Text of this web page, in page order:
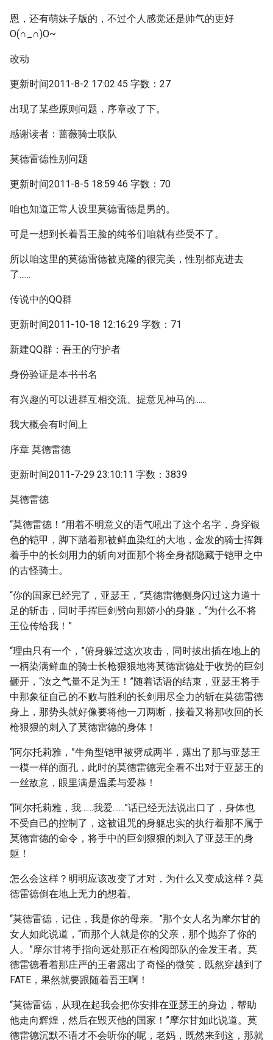
恩，还有萌妹子版的，不过个人感觉还是帅气的更好
O(∩_∩)O~
改动
更新时间2011-8-2 17:02:45 字数：27
出现了某些原则问题，序章改了下。
感谢读者：蔷薇骑士联队
莫德雷德性别问题
更新时间2011-8-5 18:59:46 字数：70
咱也知道正常人设里莫德雷德是男的。
可是一想到长着吾王脸的纯爷们咱就有些受不了。
所以咱这里的莫德雷德被克隆的很完美，性别都克进去
了......
传说中的QQ群
更新时间2011-10-18 12:16:29 字数：71
新建QQ群：吾王的守护者
身份验证是本书书名
有兴趣的可以进群互相交流、提意见神马的......
我大概会有时间上
序章 莫德雷德
更新时间2011-7-29 23:10:11 字数：3839
莫德雷德
“莫德雷德！”用着不明意义的语气吼出了这个名字，身穿银
色的铠甲，脚下踏着那被鲜血染红的大地，金发的骑士挥舞
着手中的长剑用力的斩向对面那个将全身都隐藏于铠甲之中
的古怪骑士。
“你的国家已经完了，亚瑟王，”莫德雷德侧身闪过这力道十
足的斩击，同时手挥巨剑劈向那娇小的身躯，“为什么不将
王位传给我！”
“理由只有一个，”俯身躲过这次攻击，同时拔出插在地上的
一柄染满鲜血的骑士长枪狠狠地将莫德雷德处于收势的巨剑
砸开，“汝之气量不足为王！”随着话语的结束，亚瑟王将手
中那象征自己的不败与胜利的长剑用尽全力的斩在莫德雷德
身上，那势头就好像要将他一刀两断，接着又将那收回的长
枪狠狠的刺入了莫德雷德的身体！
“阿尔托莉雅，”牛角型铠甲被劈成两半，露出了那与亚瑟王
一模一样的面孔，此时的莫德雷德完全看不出对于亚瑟王的
一丝敌意，眼里满是温柔与爱慕！
“阿尔托莉雅，我……我爱……”话已经无法说出口了，身体也
不受自己的控制了，这被诅咒的身躯忠实的执行着那不属于
莫德雷德的命令，将手中的巨剑狠狠的刺入了亚瑟王的身
躯！
怎么会这样？明明应该改变了才对，为什么又变成这样？莫
德雷德倒在地上无力的想着。
“莫德雷德，记住，我是你的母亲。”那个女人名为摩尔甘的
女人如此说道，“而那个人就是你的父亲，那个抛弃了你的
人。”摩尔甘将手指向远处那正在检阅部队的金发王者。莫
德雷德看着那庄严的王者露出了奇怪的微笑，既然穿越到了
FATE，果然就要跟随着吾王啊！
“莫德雷德，从现在起我会把你安排在亚瑟王的身边，帮助
他走向辉煌，然后在毁灭他的国家！”摩尔甘如此说道。莫
德雷德沉默不语才不会听你的呢，老妈，既然来到这，那就